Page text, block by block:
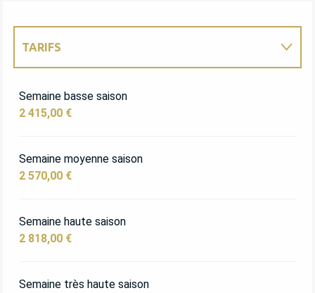
TARIFS
Semaine basse saison
2 415,00 €
Semaine moyenne saison
2 570,00 €
Semaine haute saison
2 818,00 €
Semaine très haute saison